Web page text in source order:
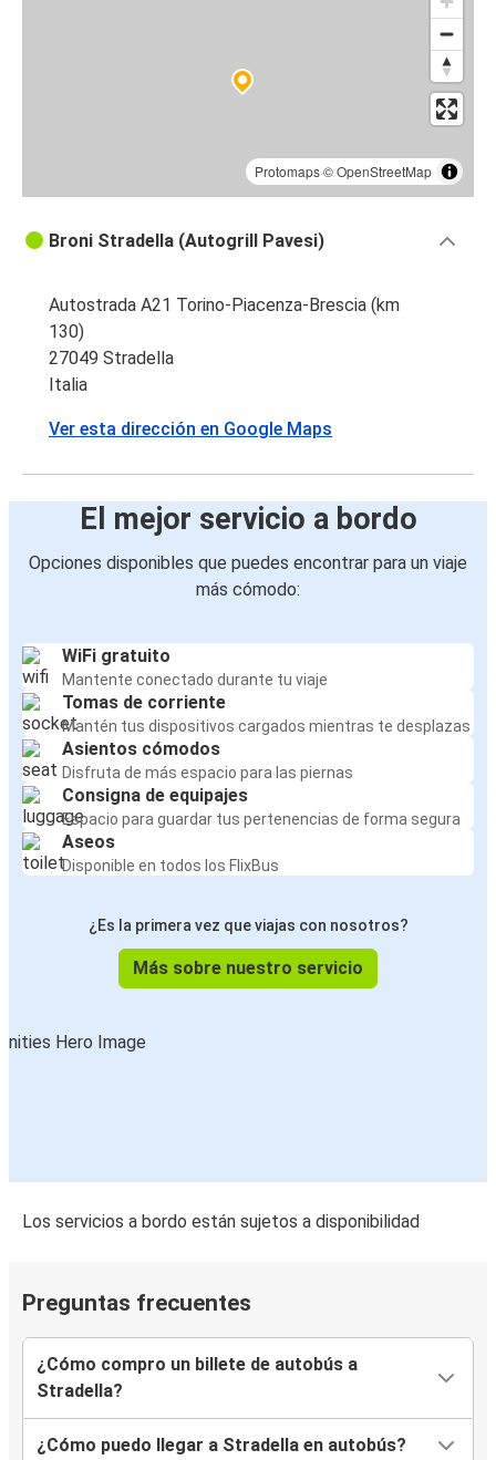
Protomaps©OpenStreetMap
Broni Stradella (Autogrill Pavesi)
Autostrada A21 Torino-Piacenza-Brescia (km
130)
27049 Stradella
Italia
Ver esta dirección en Google Maps
El mejor servicio a bordo
Opciones disponibles que puedes encontrar para un viaje
más cómodo:
WiFi gratuito
Mantente conectado durante tu viaje
Tomas de corriente
Mantén tus dispositivos cargados mientras te desplazas
Asientos cómodos
Disfruta de más espacio para las piernas
Consigna de equipajes
Espacio para guardar tus pertenencias de forma segura
Aseos
Disponible en todos los FlixBus
¿Es la primera vez que viajas con nosotros?
Más sobre nuestro servicio
Los servicios a bordo están sujetos a disponibilidad
Preguntas frecuentes
¿Cómo compro un billete de autobús a
Stradella?
¿Cómo puedo llegar a Stradella en autobús?